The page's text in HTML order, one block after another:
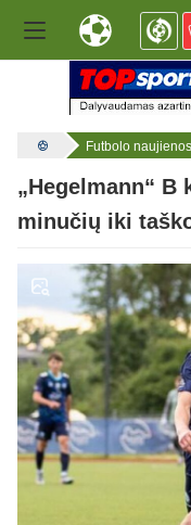
Futbolo naujienos
„Hegelmann“
minučių iki